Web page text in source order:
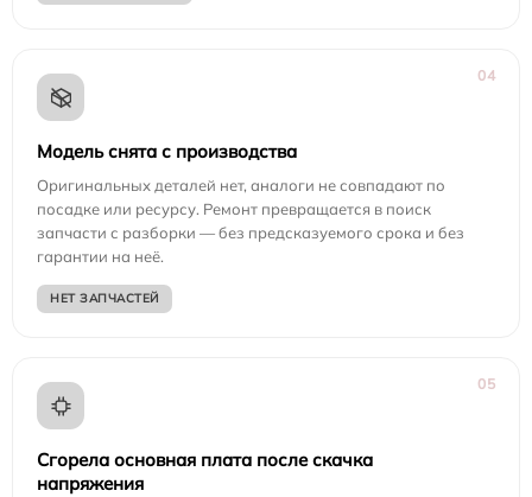
04
Модель снята с производства
Оригинальных деталей нет, аналоги не совпадают по
посадке или ресурсу. Ремонт превращается в поиск
запчасти с разборки — без предсказуемого срока и без
гарантии на неё.
НЕТ ЗАПЧАСТЕЙ
05
Сгорела основная плата после скачка
напряжения